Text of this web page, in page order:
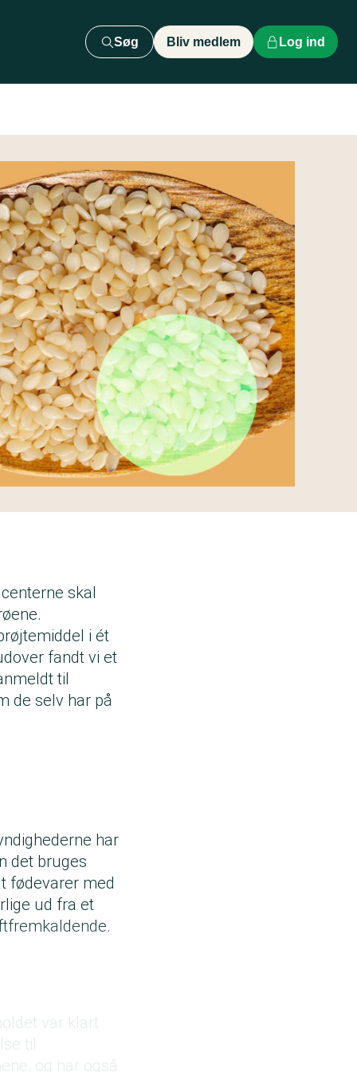
Søg Bliv medlem Log ind
skal
i ét
fandt vi et
til
de selv har på
har
det bruges
fødevarer med
ud fra et
var klart
til
og har også